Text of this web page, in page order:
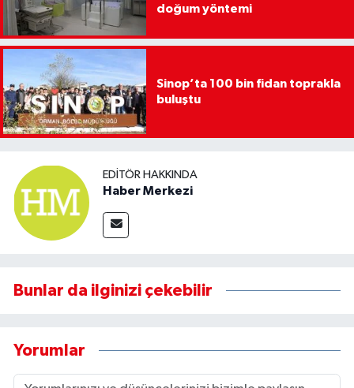
doğum yöntemi
Sinop’ta 100 bin fidan toprakla
buluştu
EDITÖR HAKKINDA
Haber Merkezi
Bunlar da ilginizi çekebilir
Yorumlar